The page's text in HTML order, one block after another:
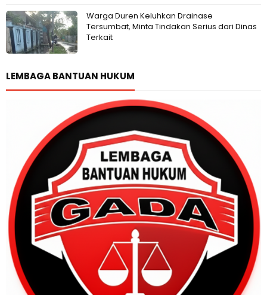
Warga Duren Keluhkan Drainase
Tersumbat, Minta Tindakan Serius dari Dinas
Terkait
LEMBAGA BANTUAN HUKUM